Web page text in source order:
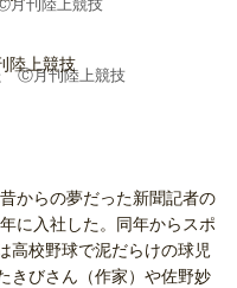
刊陸上競技
Ⓒ月刊陸上競技
からの夢だった新聞記者の
に入社した。同年からスポ
高校野球で泥だらけの球児
きびさん（作家）や佐野妙